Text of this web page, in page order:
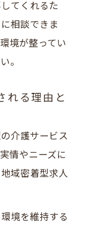
プを目指
とキャリア
将来設計の
てくれるた
相談できま
境が整ってい
。
れる理由と
介護サービス
情やニーズに
域密着型求人
境を維持する